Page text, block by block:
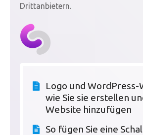
Drittanbietern.
Logo und WordPress-
wie Sie sie erstellen
Website hinzufügen
So fügen Sie eine